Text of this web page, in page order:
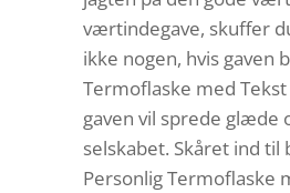
værtindegave, skuffer
ikke nogen, hvis gaven
Termoflaske med Tekst
gaven vil sprede glæde
selskabet. Skåret ind til
Personlig Termoflaske